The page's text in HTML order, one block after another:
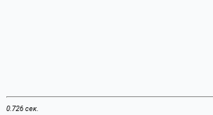
0.726 сек.